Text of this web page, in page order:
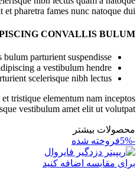
pharetra fames nunc natoque dui.
CONVALLIS BULUM
parturient suspendisse.
a vestibulum hendre.
scelerisque nibh lectus.
tristique elementum nam inceptos
vestibulum amet elit ut volutpat.
محصولات بیشتر
-5%
فروخته شده
برای مقایسه اضافه کنید